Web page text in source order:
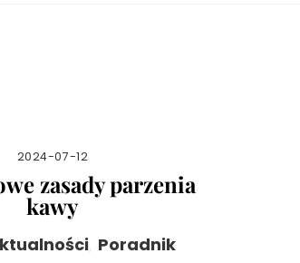
2024-07-12
zasady parzenia
kawy
Poradnik